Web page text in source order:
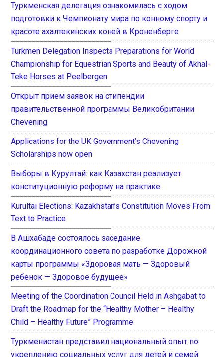
Туркменская делегация ознакомилась с ходом
подготовки к Чемпионату мира по конному спорту и
красоте ахалтекинских коней в Кроненберге
Turkmen Delegation Inspects Preparations for World
Championship for Equestrian Sports and Beauty of Akhal-
Teke Horses at Peelbergen
Открыт прием заявок на стипендии
правительственной программы Великобритании
Chevening
Applications for the UK Government’s Chevening
Scholarships now open
Выборы в Курултай: как Казахстан реализует
конституционную реформу на практике
Kurultai Elections: Kazakhstan’s Constitution Moves From
Text to Practice
В Ашхабаде состоялось заседание
координационного совета по разработке Дорожной
карты программы «Здоровая мать — Здоровый
ребенок — Здоровое будущее»
Meeting of the Coordination Council Held in Ashgabat to
Draft the Roadmap for the “Healthy Mother – Healthy
Child – Healthy Future” Programme
Туркменистан представил национальный опыт по
укреплению социальных услуг для детей и семей